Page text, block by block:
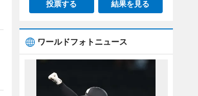
投票する 結果を見る
ワールドフォトニュース